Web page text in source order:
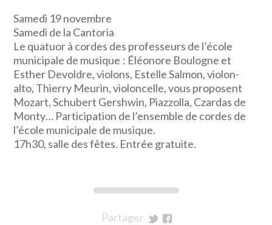
Samedi 19 novembre
Samedi de la Cantoria
Le quatuor à cordes des professeurs de l’école
municipale de musique : Éléonore Boulogne et
Esther Devoldre, violons, Estelle Salmon, violon-
alto, Thierry Meurin, violoncelle, vous proposent
Mozart, Schubert Gershwin, Piazzolla, Czardas de
Monty… Participation de l’ensemble de cordes de
l’école municipale de musique.
17h30, salle des fêtes. Entrée gratuite.
Partager